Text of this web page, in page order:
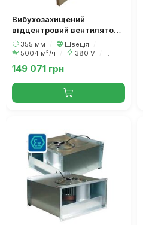
Вибухозахищений
відцентровий вентилятор
Systemair DKEX 355-6
355 мм Швеція
5004 м³/ч
380 V
149 071 грн